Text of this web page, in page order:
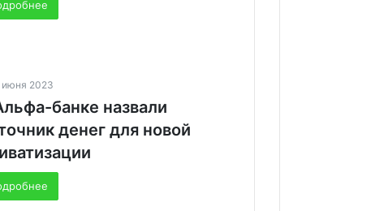
июня 2023
банке назвали
денег для новой